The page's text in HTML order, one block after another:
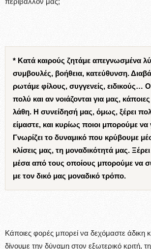
* Κατά καιρούς ζητάμε απεγνωσμένα
συμβουλές, βοήθεια, κατεύθυνση.
ρωτάμε φίλους, συγγενείς, ειδικούς…
πολύ και αν νοιάζονται για μας,
λάθη. Η συνείδησή μας, όμως, ξέρει
είμαστε, και κυρίως ποιοι μπορούμε να
Γνωρίζει το δυναμικό που κρύβουμε
κλίσεις μας, τη μοναδικότητά μας.
μέσα από τους οποίους μπορούμε να
με τον δικό μας μοναδικό τρόπο.
Κάποιες φορές μπορεί να δεχόμαστε άδικη
δίνουμε την δύναμη στον εξωτερικό κριτή,